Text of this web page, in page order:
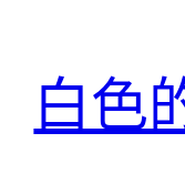
白色